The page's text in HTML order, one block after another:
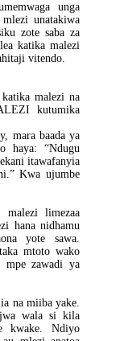
unga
unatakiwa
zote saba za
katika malezi
vitendo.
malezi na
kutumika
mara baada ya
haya: “Ndugu
itawafanyia
Kwa ujumbe
limezaa
hana nidhamu
yote sawa.
mtoto wako
mpe zawadi ya
na miiba yake.
wala si kila
kwake. Ndiyo